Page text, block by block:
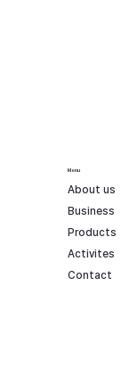
Menu
About us
Business
Products
Activites
Contact